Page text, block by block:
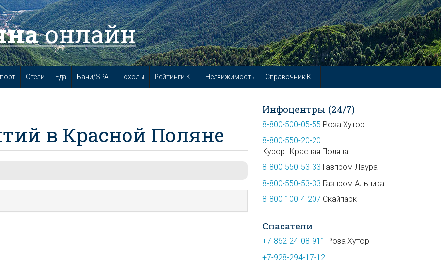
онлайн
Отели Еда Бани/SPA Походы Рейтинги КП Недвижимость Справочник КП
в Красной Поляне
Инфоцентры (24/7)
8-800-500-05-55 Роза Хутор
8-800-550-20-20
Курорт Красная Поляна
8-800-550-53-33 Газпром Лаура
8-800-550-53-33 Газпром Альпика
8-800-100-4-207 Скайпарк
Спасатели
+7-862-24-08-911 Роза Хутор
+7-928-294-17-12